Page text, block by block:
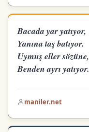
Bacada yar yatıyor,
Yanına taş batıyor.
Uymuş eller sözüne,
Benden ayrı yatıyor.
maniler.net